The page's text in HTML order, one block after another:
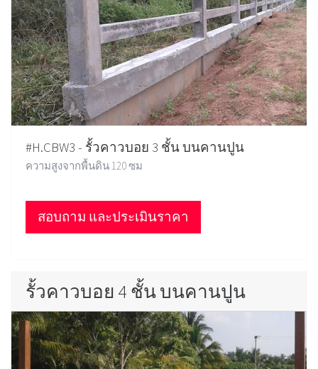
#H.CBW3 - รั้วคาวบอย 3 ชั้น บนคานปูน
ความสูงจากพื้นดิน 120 ซม
สอบถาม และประเมินราคา
รั้วคาวบอย 4 ชั้น บนคานปูน